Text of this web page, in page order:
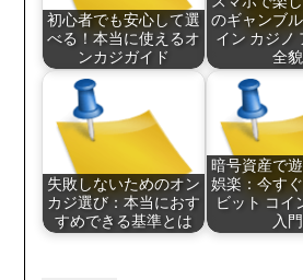
初心者でも安心して選
べる！本当に使えるオ
ンカジガイド
のギャンブ
イン カジノ
全貌
失敗しないためのオン
カジ選び：本当におす
すめできる基準とは
暗号資産で
娯楽：今す
ビット コイ
入門